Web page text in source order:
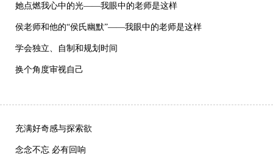
她点燃我心中的光——我眼中的老师是这样
侯老师和他的“侯氏幽默”——我眼中的老师是这样
学会独立、自制和规划时间
换个角度审视自己
充满好奇感与探索欲
念念不忘 必有回响